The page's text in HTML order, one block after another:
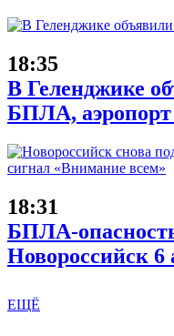
18:35
В Геленджике
БПЛА,
18:31
БПЛА-
Новороссийск 6
ЕЩЁ